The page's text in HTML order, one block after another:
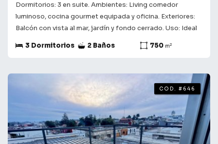
Dormitorios: 3 en suite. Ambientes: Living comedor
luminoso, cocina gourmet equipada y oficina. Exteriores:
Balcón con vista al mar, jardín y fondo cerrado. Uso: Ideal
Consulta con nuestros asesores para obtener más
camino a encontrar lo que buscas! ¡Tu futuro comienza
3 Dormitorios 2 Baños 750 m2
COD. #646